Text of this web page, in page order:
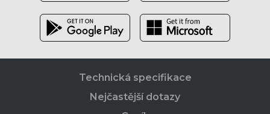
Technická specifikace
Nejčastější dotazy